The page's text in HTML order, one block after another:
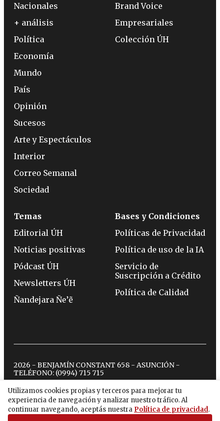
Utilizamos cookies propias y terceros para mejorar tu
experiencia de navegación y analizar nuestro tráfico. Al
continuar navegando, aceptás nuestra Política de privacidad.
Nacionales
+ análisis
Política
Economía
Mundo
País
Opinión
Sucesos
Arte y Espectáculos
Interior
Correo Semanal
Sociedad
Brand Voice
Empresariales
Colección ÚH
Temas
Editorial ÚH
Noticias positivas
Pódcast ÚH
Newsletters ÚH
Ñandejara Ñe’ẽ
Bases y Condiciones
Políticas de Privacidad
Política de uso de la IA
Servicio de
Suscripción a Crédito
Política de Calidad
2026 - BENJAMÍN CONSTANT 658 - ASUNCIÓN -
TELÉFONO: (0994) 715 715
twitterinstagram
facebook
tiktokyoutubespotify